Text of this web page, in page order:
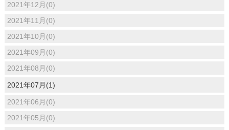
2021年12月(0)
2021年11月(0)
2021年10月(0)
2021年09月(0)
2021年08月(0)
2021年07月(1)
2021年06月(0)
2021年05月(0)